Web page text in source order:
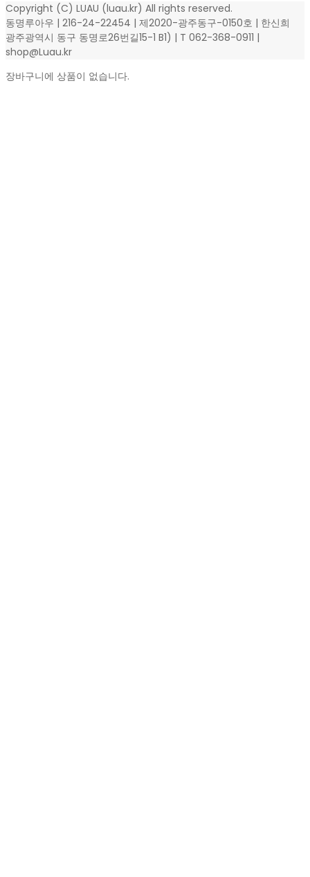
Copyright (C) LUAU (luau.kr) All rights reserved.
동명루아우 | 216-24-22454 | 제2020-광주동구-0150호 | 한신희
광주광역시 동구 동명로26번길15-1 B1) | T 062-368-0911 |
shop@Luau.kr
장바구니에 상품이 없습니다.